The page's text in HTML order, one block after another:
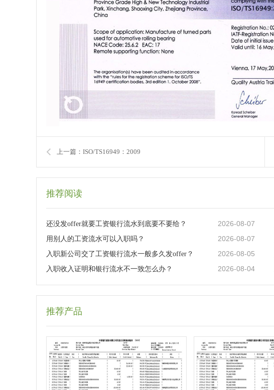
上一篇：ISO/TS16949：2009
推荐阅读
还没发offer就要工资银行流水到底要不要给？ 2026-08-07
用别人的工资流水可以入职吗？ 2026-08-07
入职新公司交了工资银行流水一般多久发offer？ 2026-08-05
入职收入证明和银行流水不一致怎么办？ 2026-08-04
推荐产品